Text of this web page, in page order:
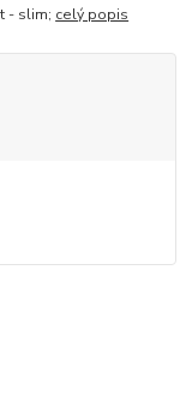
- slim; celý popis